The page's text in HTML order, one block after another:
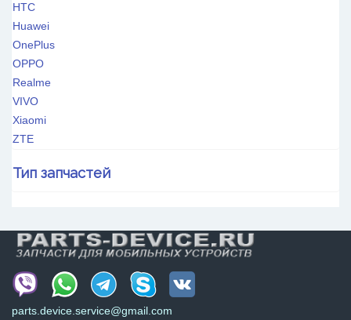
HTC
Huawei
OnePlus
OPPO
Realme
VIVO
Xiaomi
ZTE
Тип запчастей
Платы
Сенсоры, дисплеи
Шлейфы
parts.device.service@gmail.com